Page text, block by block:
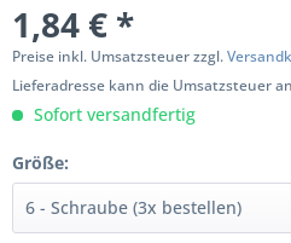
1,84 € *
Preise inkl. Umsatzsteuer zzgl.
Lieferadresse kann die Umsatzsteuer
Sofort versandfertig
Größe: